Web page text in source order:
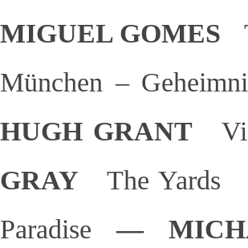
MIGUEL GOMES
München –
HUGH GRANT
GRAYThe Yards
Paradise
—